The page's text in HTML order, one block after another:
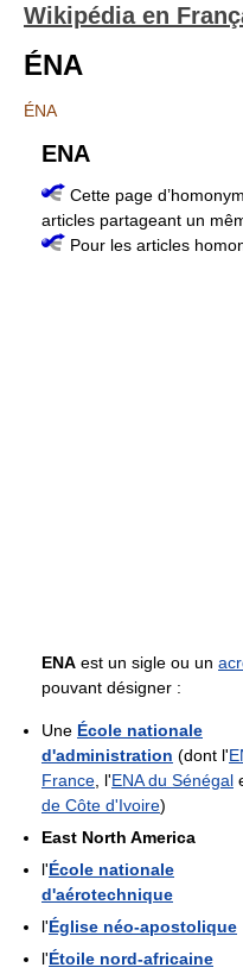
Wikipédia en
ÉNA
ÉNA
ENA
Cette page
articles partageant un
Pour les articles
ENA est un sigle ou un
pouvant désigner :
Une École nationale
d'administration (dont l'
France , l'ENA du Sénégal
de Côte d'Ivoire)
East North America
l'École nationale
d'aérotechnique
l'Église néo-apostolique
l'Étoile nord-africaine